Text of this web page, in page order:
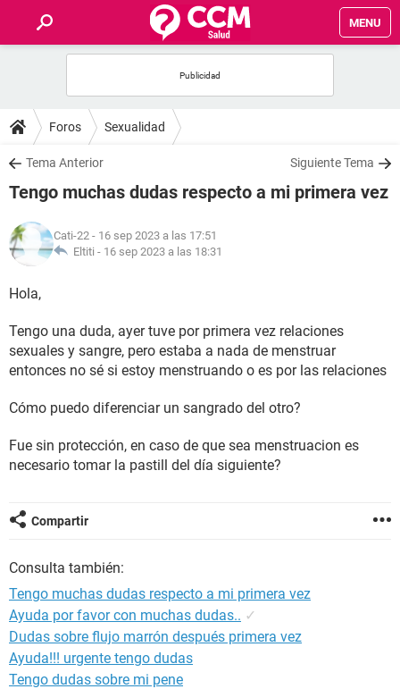
MENU
FOROS
SALUD
FAMILIA
NUTRICIÓN
BIENESTAR
SEXUALIDAD
Foros Sexualidad
Tema Anterior Siguiente Tema
Tengo muchas dudas respecto a mi primera vez
Cati-22 - 16 sep 2023 a las 17:51
Eltiti - 16 sep 2023 a las 18:31
Hola,
Tengo una duda, ayer tuve por primera vez relaciones
sexuales y sangre, pero estaba a nada de menstruar
entonces no sé si estoy menstruando o es por las relaciones
Cómo puedo diferenciar un sangrado del otro?
Fue sin protección, en caso de que sea menstruacion es
necesario tomar la pastill del día siguiente?
Compartir
Consulta también:
Tengo muchas dudas respecto a mi primera vez
Ayuda por favor con muchas dudas.. ✓
Dudas sobre flujo marrón después primera vez
Ayuda!!! urgente tengo dudas
Tengo dudas sobre mi pene